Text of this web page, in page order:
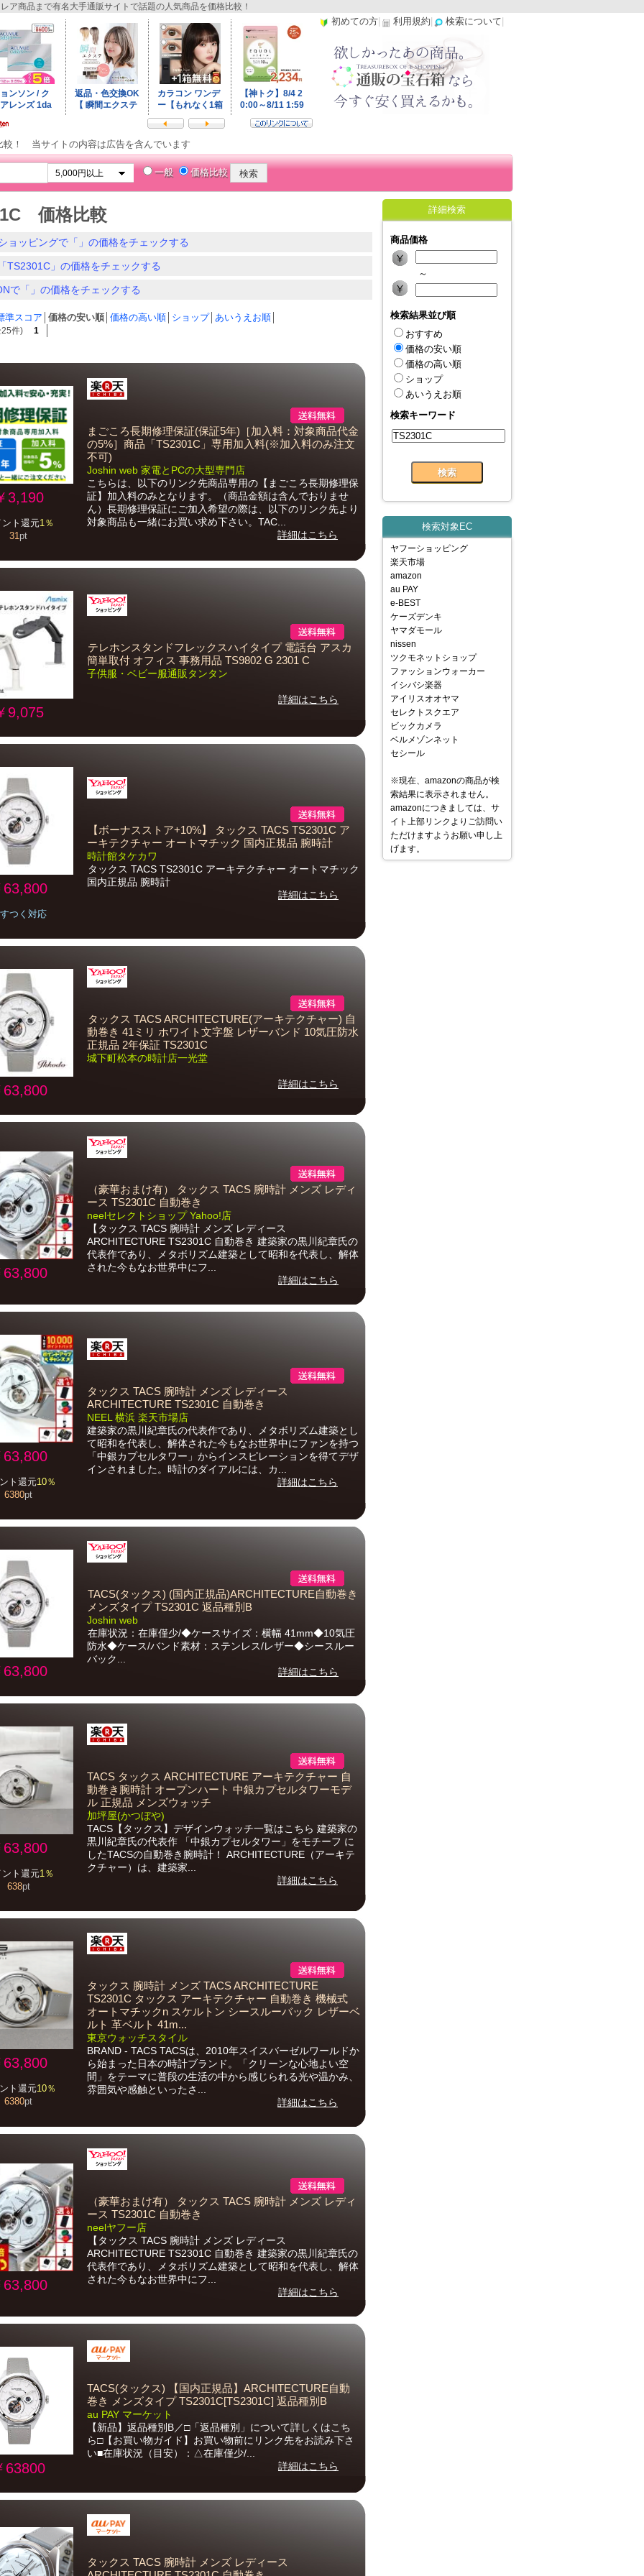
商品まで有名大手通販サイトで話題の人気商品を価格比較！
初めての方 利用規約 検索について
較！ 当サイトの内容は広告を含んでいます
一般 価格比較
価格比較
ョッピングで「」の価格をチェックする
TS2301C」の価格をチェックする
で「」の価格をチェックする
準スコア 価格の安い順 価格の高い順 ショップ│ あいうえお順
件) 1
3,190
ト還元1％
31 pt
まごころ長期修理保証(保証5年)［加入料：対象商品代金
の5%］商品「TS2301C」専用加入料(※加入料のみ注文
不可)
Joshin web 家電とPCの大型専門店
こちらは、以下のリンク先商品専用の【まごころ長期修理保
証】加入料のみとなります。（商品金額は含んでおりませ
ん）長期修理保証にご加入希望の際は、以下のリンク先より
対象商品も一緒にお買い求め下さい。TAC...
詳細はこちら
9,075
テレホンスタンドフレックスハイタイプ 電話台 アスカ
簡単取付 オフィス 事務用品 TS9802 G 2301 C
子供服・ベビー服通販タンタン
詳細はこちら
63,800
つく対応
【ボーナスストア+10%】 タックス TACS TS2301C ア
ーキテクチャー オートマチック 国内正規品 腕時計
時計館タケカワ
タックス TACS TS2301C アーキテクチャー オートマチック
国内正規品 腕時計
詳細はこちら
63,800
タックス TACS ARCHITECTURE(アーキテクチャー) 自
動巻き 41ミリ ホワイト文字盤 レザーバンド 10気圧防水
正規品 2年保証 TS2301C
城下町松本の時計店一光堂
詳細はこちら
63,800
（豪華おまけ有） タックス TACS 腕時計 メンズ レディ
ース TS2301C 自動巻き
neelセレクトショップ Yahoo!店
【タックス TACS 腕時計 メンズ レディース
ARCHITECTURE TS2301C 自動巻き 建築家の黒川紀章氏の
代表作であり、メタボリズム建築として昭和を代表し、解体
された今もなお世界中にフ...
詳細はこちら
63,800
ト還元10％
6380pt
タックス TACS 腕時計 メンズ レディース
ARCHITECTURE TS2301C 自動巻き
NEEL 横浜 楽天市場店
建築家の黒川紀章氏の代表作であり、メタボリズム建築とし
て昭和を代表し、解体された今もなお世界中にファンを持つ
「中銀カプセルタワー」からインスピレーションを得てデザ
インされました。時計のダイアルには、カ...
詳細はこちら
63,800
TACS(タックス) (国内正規品)ARCHITECTURE自動巻き
メンズタイプ TS2301C 返品種別B
Joshin web
在庫状況：在庫僅少/◆ケースサイズ：横幅 41mm◆10気圧
防水◆ケース/バンド素材：ステンレス/レザー◆シースルー
バック...
詳細はこちら
63,800
ト還元1％
638pt
TACS タックス ARCHITECTURE アーキテクチャー 自
動巻き腕時計 オープンハート 中銀カプセルタワーモデ
ル 正規品 メンズウォッチ
加坪屋(かつぼや)
TACS【タックス】デザインウォッチ一覧はこちら 建築家の
黒川紀章氏の代表作 「中銀カプセルタワー」をモチーフ に
したTACSの自動巻き腕時計！ ARCHITECTURE（アーキテ
クチャー）は、建築家...
詳細はこちら
63,800
ト還元10％
6380pt
タックス 腕時計 メンズ TACS ARCHITECTURE
TS2301C タックス アーキテクチャー 自動巻き 機械式
オートマチックn スケルトン シースルーバック レザーベ
ルト 革ベルト 41m...
東京ウォッチスタイル
BRAND - TACS TACSは、2010年スイスバーゼルワールドか
ら始まった日本の時計ブランド。「クリーンな心地よい空
間」をテーマに普段の生活の中から感じられる光や温かみ、
雰囲気や感触といったさ...
詳細はこちら
63,800
（豪華おまけ有） タックス TACS 腕時計 メンズ レディ
ース TS2301C 自動巻き
neelヤフー店
【タックス TACS 腕時計 メンズ レディース
ARCHITECTURE TS2301C 自動巻き 建築家の黒川紀章氏の
代表作であり、メタボリズム建築として昭和を代表し、解体
された今もなお世界中にフ...
詳細はこちら
63800
TACS(タックス) 【国内正規品】ARCHITECTURE自動
巻き メンズタイプ TS2301C[TS2301C] 返品種別B
au PAY マーケット
【新品】返品種別B／□「返品種別」について詳しくはこち
ら□【お買い物ガイド】お買い物前にリンク先をお読み下さ
い■在庫状況（目安）：△在庫僅少/...
詳細はこちら
タックス TACS 腕時計 メンズ レディース
詳細検索
商品価格
～
検索結果並び順
おすすめ
価格の安い順
価格の高い順
ショップ
あいうえお順
検索キーワード
検索対象EC
ヤフーショッピング
楽天市場
amazon
au PAY
e-BEST
ケーズデンキ
ヤマダモール
nissen
ツクモネットショップ
ファッションウォーカー
イシバシ楽器
アイリスオオヤマ
セレクトスクエア
ビックカメラ
ベルメゾンネット
セシール
※現在、amazonの商品が検
索結果に表示されません。
amazonにつきましては、サ
イト上部リンクよりご訪問い
ただけますようお願い申し上
げます。